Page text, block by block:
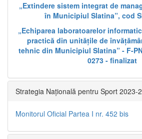
„Extindere sistem integrat de
în Municipiul Slatina”, cod
„Echiparea laboratoarelor
practică din unitățile de
tehnic din Municipiul Slatina” - F-
0273 - finalizat
Strategia Națională pentru Sport 2023-
Monitorul Oficial Partea I nr. 452 bis